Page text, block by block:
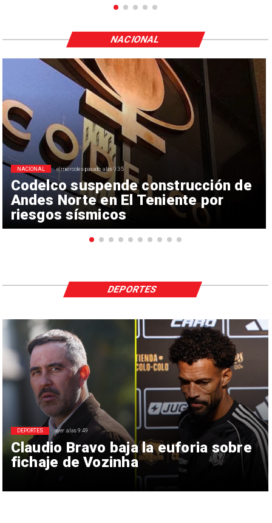
Codelco suspende construcción de
Andes Norte en El Teniente por
riesgos sísmicos
NACIONAL el miércoles pasado a las 9:35
NACIONAL
Claudio Bravo baja la euforia sobre
fichaje de Vozinha
DEPORTES ayer a las 9:49
DEPORTES